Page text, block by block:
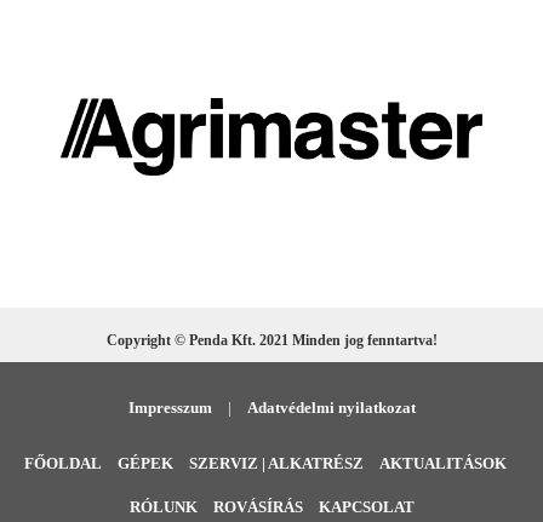
Copyright © Penda Kft. 2021 Minden jog fenntartva!
Impresszum | Adatvédelmi nyilatkozat
FŐOLDAL GÉPEK SZERVIZ | ALKATRÉSZ AKTUALITÁSOK
RÓLUNK ROVÁSÍRÁS KAPCSOLAT